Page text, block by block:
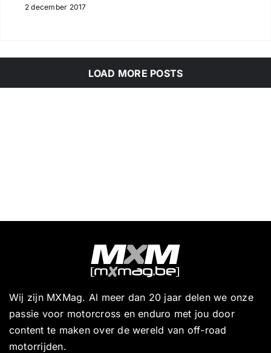
2 december 2017
LOAD MORE POSTS
Wij zijn MXMag. Al meer dan 20 jaar delen we onze
passie voor motorcross en enduro met jou door
content te maken over de wereld van off-road
motorrijden.